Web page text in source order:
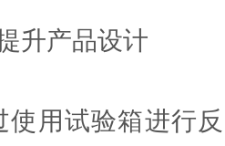
产品设计
试验箱进行反